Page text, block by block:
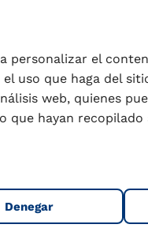
personalizar el
uso que haga del
web, quienes
que hayan
Denegar
una buena
lugar de zumos:
Los
aportan
priorizar
La Asociación
fresco o requesón.
Puedes